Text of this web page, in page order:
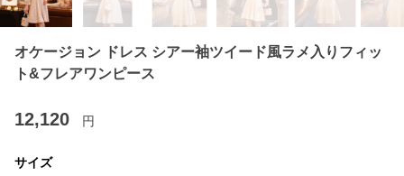
オケージョン ドレス シアー袖ツイード風ラメ入りフィッ
ト&フレアワンピース
12,120 円
サイズ